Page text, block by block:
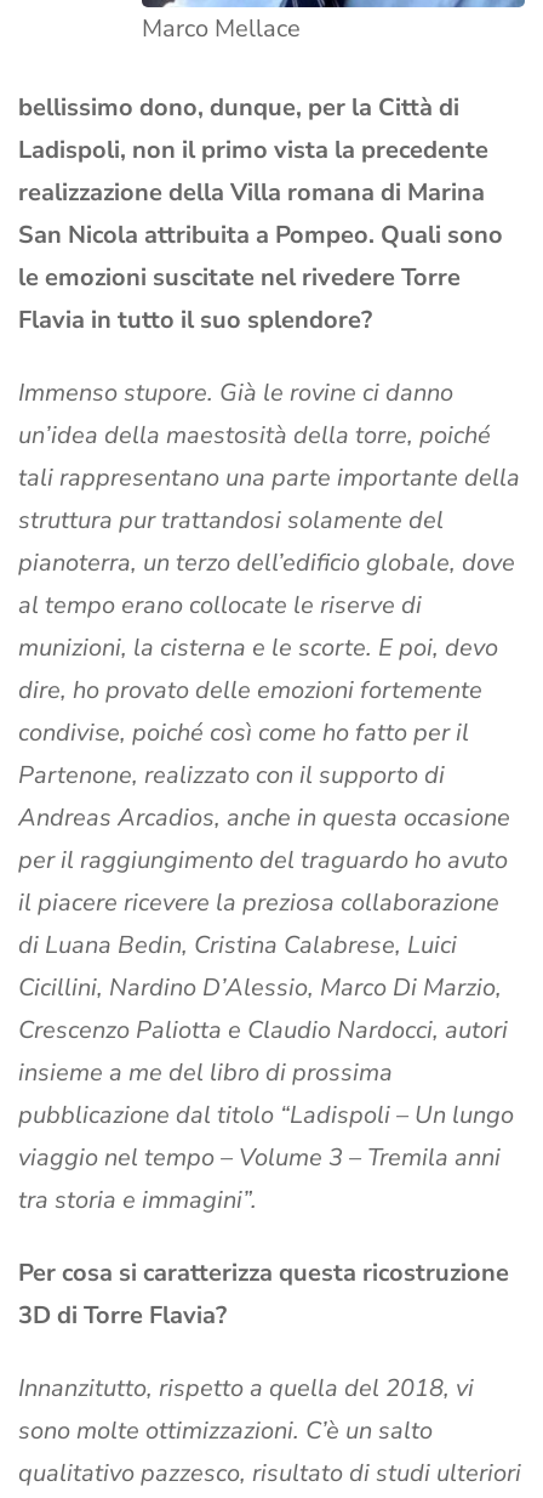
Marco Mellace
bellissimo dono, dunque, per la Città di
Ladispoli, non il primo vista la precedente
realizzazione della Villa romana di Marina
San Nicola attribuita a Pompeo. Quali sono
le emozioni suscitate nel rivedere Torre
Flavia in tutto il suo splendore?
Immenso stupore. Già le rovine ci danno
un’idea della maestosità della torre, poiché
tali rappresentano una parte importante della
struttura pur trattandosi solamente del
pianoterra, un terzo dell’edificio globale, dove
al tempo erano collocate le riserve di
munizioni, la cisterna e le scorte. E poi, devo
dire, ho provato delle emozioni fortemente
condivise, poiché così come ho fatto per il
Partenone, realizzato con il supporto di
Andreas Arcadios, anche in questa occasione
per il raggiungimento del traguardo ho avuto
il piacere ricevere la preziosa collaborazione
di Luana Bedin, Cristina Calabrese, Luici
Cicillini, Nardino D’Alessio, Marco Di Marzio,
Crescenzo Paliotta e Claudio Nardocci, autori
insieme a me del libro di prossima
pubblicazione dal titolo “Ladispoli – Un lungo
viaggio nel tempo – Volume 3 – Tremila anni
tra storia e immagini”.
Per cosa si caratterizza questa ricostruzione
3D di Torre Flavia?
Innanzitutto, rispetto a quella del 2018, vi
sono molte ottimizzazioni. C’è un salto
qualitativo pazzesco, risultato di studi ulteriori